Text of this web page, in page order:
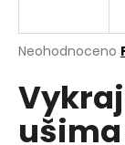
Průměrné
produktu
je
z
Neohodnoceno
ušima
j
t
?